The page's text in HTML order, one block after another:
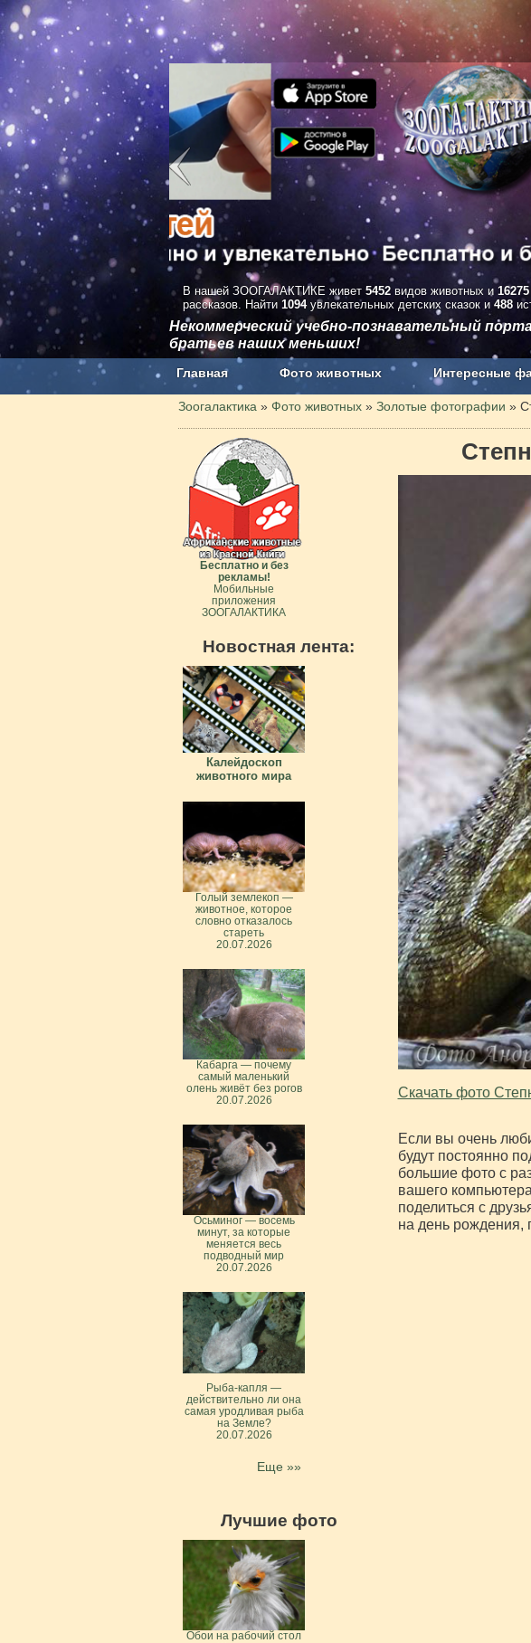
В нашей ЗООГАЛАКТИКЕ живет 5452 видов животных и 16275
рассказов. Найти 1094увлекательных детских сказок и 488
Некоммерческий учебно-познавательный
братьев наших меньших!
Главная Фото животных Интересные
Наши приложения. Бесплатно и без рекламы
Зоогалактика » Фото животных » Золотые фотографии »
Скачать фото
Если вы очень
будут постоянно
большие фото с
вашего
поделиться с
на день рождения,
Бесплатно и без
рекламы!
Мобильные
приложения
ЗООГАЛАКТИКА
Новостная лента:
Калейдоскоп
животного мира
Голый землекоп —
животное, которое
словно отказалось
стареть
20.07.2026
Кабарга — почему
самый маленький
олень живёт без рогов
20.07.2026
Осьминог — восемь
минут, за которые
меняется весь
подводный мир
20.07.2026
Рыба-капля —
действительно ли она
самая уродливая рыба
на Земле?
20.07.2026
Еще »»
Лучшие фото
Обои на рабочий стол